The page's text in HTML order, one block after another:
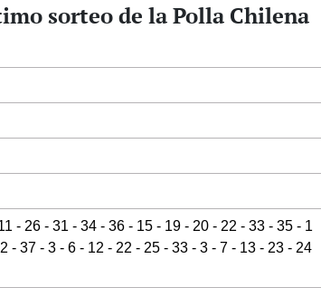
sorteo de la Polla Chilena
- 26 - 31 - 34 - 36 - 15 - 19 - 20 - 22 - 33 - 35 - 1
- 37 - 3 - 6 - 12 - 22 - 25 - 33 - 3 - 7 - 13 - 23 - 24